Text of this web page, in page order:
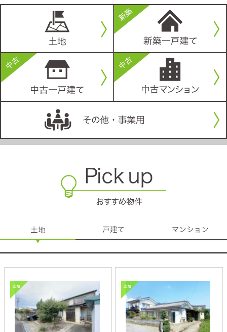
長野市三輪2丁目
1,650万円
土地面積：62.31坪
上田市福田
699万円
土地面積：62.00坪
土地面積：162.88坪
松本市波田字波多
350万円
土地面積：64.20坪
北信地域 東信地域 中南信地域